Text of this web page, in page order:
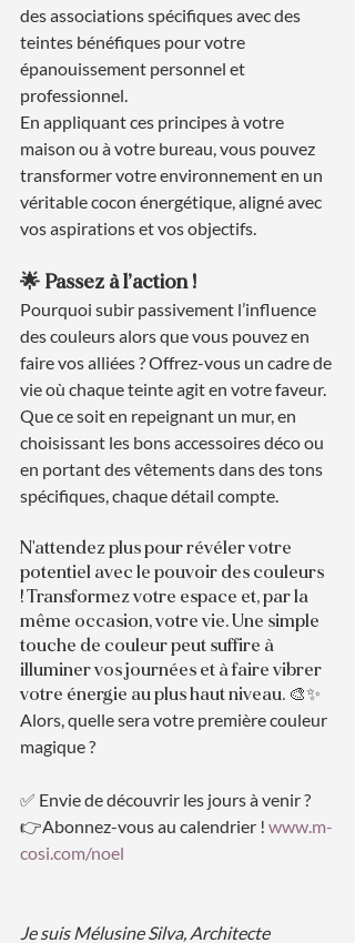
des associations spécifiques avec des
teintes bénéfiques pour votre
épanouissement personnel et
professionnel.
En appliquant ces principes à votre
maison ou à votre bureau, vous pouvez
transformer votre environnement en un
véritable cocon énergétique, aligné avec
vos aspirations et vos objectifs.
🌟 Passez à l’action !
Pourquoi subir passivement l’influence
des couleurs alors que vous pouvez en
faire vos alliées ? Offrez-vous un cadre de
vie où chaque teinte agit en votre faveur.
Que ce soit en repeignant un mur, en
choisissant les bons accessoires déco ou
en portant des vêtements dans des tons
spécifiques, chaque détail compte.
N'attendez plus pour révéler votre
potentiel avec le pouvoir des couleurs
! Transformez votre espace et, par la
même occasion, votre vie. Une simple
touche de couleur peut suffire à
illuminer vos journées et à faire vibrer
votre énergie au plus haut niveau. 🎨✨
Alors, quelle sera votre première couleur
magique ?
✅ Envie de découvrir les jours à venir ?
👉Abonnez-vous au calendrier ! www.m-
cosi.com/noel
Je suis Mélusine Silva, Architecte